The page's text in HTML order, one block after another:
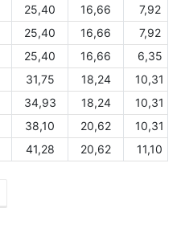
25,40 16,66
7,92
25,40 16,66
7,92
25,40 16,66
6,35
31,75 18,24
10,31
34,93 18,24
10,31
38,10 20,62
10,31
41,28 20,62 11,10